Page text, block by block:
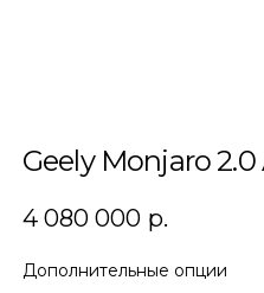
Geely Monjaro 2.0
4 080 000 р.
Дополнительные опции